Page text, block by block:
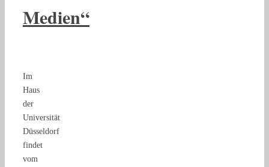
Medien“
Im
Haus
der
Universität
Düsseldorf
findet
vom